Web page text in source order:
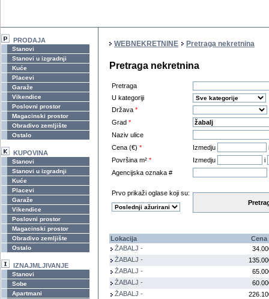
PRODAJA
Stanovi
Stanovi u izgradnji
Kuće
Placevi
Garaže
Vikendice
Poslovni prostor
Magacinski prostor
Obradivo zemljište
Ostalo
KUPOVINA
Stanovi
Stanovi u izgradnji
Kuće
Placevi
Garaže
Vikendice
Poslovni prostor
Magacinski prostor
Obradivo zemljište
Ostalo
IZNAJMLJIVANJE
Stanovi
Sobe
Apartmani
WEBNEKRETNINE Pretraga nekretnina
Pretraga nekretnina
Pretraga
U kategoriji
Država *
Grad *
Naziv ulice
Cena (€) * Izmedju
Površina m² * Izmedju
i
Agencijska oznaka #
Prvo prikaži oglase koji su:
Lokacija
Cena
ŽABALJ -
ŽABALJ -
ŽABALJ -
ŽABALJ -
ŽABALJ -